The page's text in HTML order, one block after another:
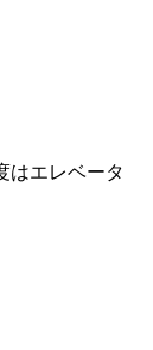
はエレベータ